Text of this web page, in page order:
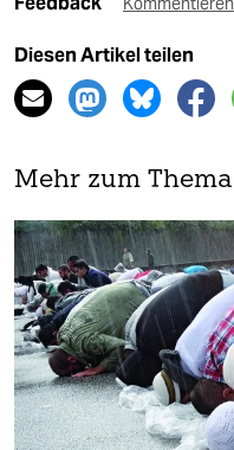
Diesen Artikel teilen
Mehr zum Thema